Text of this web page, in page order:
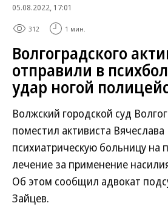
05.08.2022, 17:01
312 1 мин.
Волгоградского
отправили в
удар ногой
Волжский городской суд
поместил активиста
психиатрическую больницу на
лечение за применение
Об этом сообщил адвокат
Зайцев.